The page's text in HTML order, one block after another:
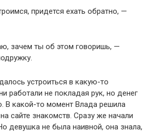
придется ехать обратно, —
зачем ты об этом говоришь, —
устроиться в какую-то
работали не покладая рук, но денег
В какой-то момент Влада решила
сайте знакомств. Сразу же начали
девушка не была наивной, она знала,